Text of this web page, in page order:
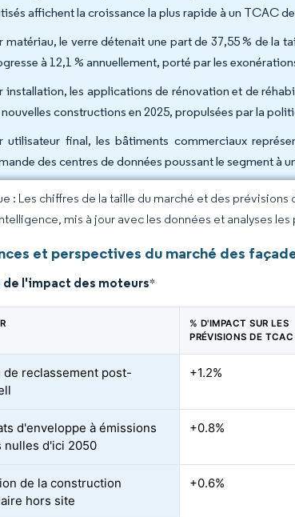
affichent la croissance la plus rapide à un TCAC
matériau, le verre détenait une part de 37,55 % de la
à 12,1 % annuellement, porté par les
installation, les applications de rénovation et de
nouvelles constructions en 2025, propulsées par la
utilisateur final, les bâtiments commerciaux
des centres de données poussant le segment à
: Les chiffres de la taille du marché et des
mis à jour avec les données et analyses
et perspectives du marché des
de l'impact des moteurs*
% D'IMPACT SUR LES
PRÉVISIONS DE TCAC
de reclassement post-
+1.2%
d'enveloppe à émissions
nulles d'ici 2050
+0.8%
de la construction
hors site
+0.6%